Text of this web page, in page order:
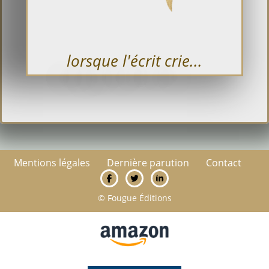
lorsque l'écrit crie...
Mentions légales Dernière parution Contact
© Fougue Éditions